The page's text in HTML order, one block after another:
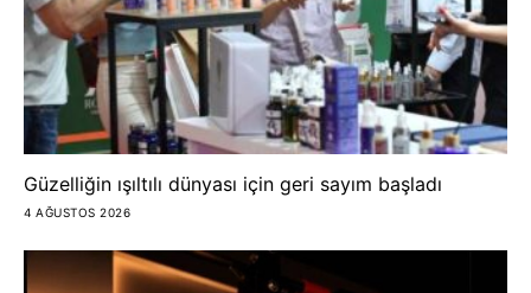
Güzelliğin ışıltılı dünyası için geri sayım başladı
4 AĞUSTOS 2026